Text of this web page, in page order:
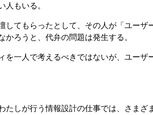
人もいる。
してもらったとして、その人が「ユーザ
かろうと、代弁の問題は発生する。
を一人で考えるべきではないが、ユーザ
たしが行う情報設計の仕事では、さまざ